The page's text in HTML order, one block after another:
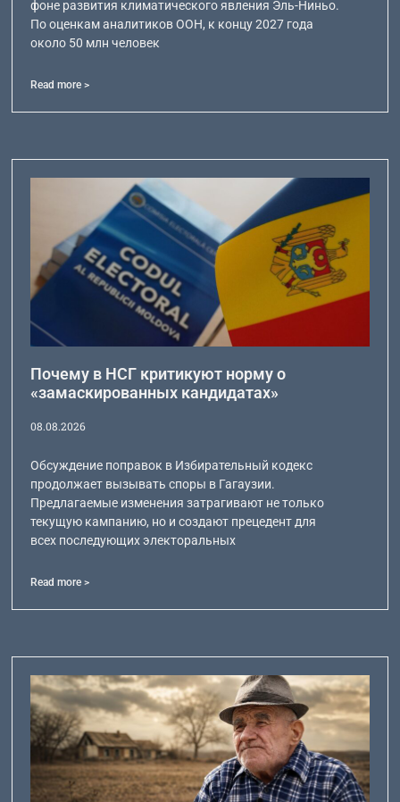
фоне развития климатического явления Эль-Ниньо.
По оценкам аналитиков ООН, к концу 2027 года
около 50 млн человек
Read more >
Почему в НСГ критикуют норму о
«замаскированных кандидатах»
08.08.2026
Обсуждение поправок в Избирательный кодекс
продолжает вызывать споры в Гагаузии.
Предлагаемые изменения затрагивают не только
текущую кампанию, но и создают прецедент для
всех последующих электоральных
Read more >